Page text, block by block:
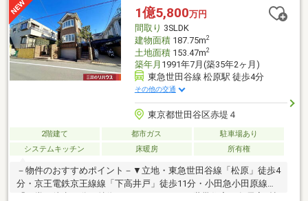
☆―――――・・・ ―☆― ・・・―――――☆
1億5,800万円
間取り 3SLDK
建物面積187.75m2
土地面積153.47m2
築年月 1991年7月(築35年2ヶ月)
東急世田谷線 松原駅 徒歩4分
その他の交通
東京都世田谷区赤堤４
2階建て 都市ガス
駐車場あり
システムキッチン
床暖房 所有権
－物件のおすすめポイント－▼立地・東急世田谷線「松原」徒歩4
分・京王電鉄京王線線「下高井戸」徒歩11分・小田急小田原線